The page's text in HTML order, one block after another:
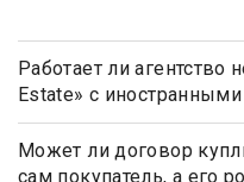
Работает ли агентство
Estate» с
Да, наше агентство
иностранными
Может ли договор
сам покупатель, а его